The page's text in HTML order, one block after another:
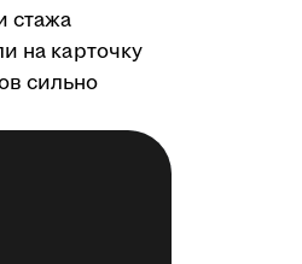
стажа
на карточку
сильно